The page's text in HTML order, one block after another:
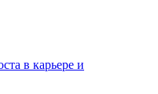
в карьере и